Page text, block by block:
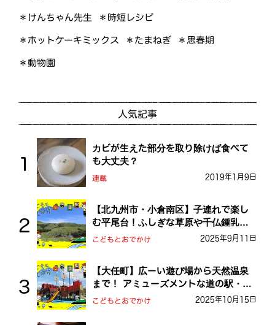
＊けんちゃん先生 ＊時短レシピ
＊ホットケーキミックス ＊たまねぎ ＊思春期
＊動物園
人気記事
カビが生えた部分を取り除けば食べて
も大丈夫？
連載 2019年1月9日
【北九州市・小倉南区】子連れで楽し
む平尾台！ふしぎな草原や千仏鍾乳洞
を探検しよう！
こどもとおでかけ 2025年9月11日
【大任町】広ーい遊び場から天然温泉
まで！ アミューズメントな道の駅・お
おとう桜街道
こどもとおでかけ 2025年10月15日